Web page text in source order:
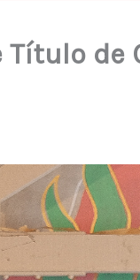
de